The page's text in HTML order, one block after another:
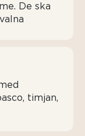
De ska
timjan,